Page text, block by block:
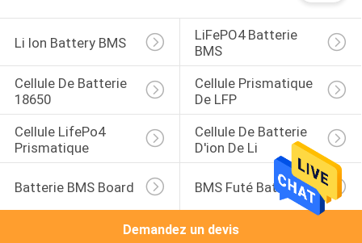
Li Ion Battery BMS
LiFePO4 Batterie
BMS
Cellule De Batterie
18650
Cellule Prismatique
De LFP
Cellule LifePo4
Prismatique
Cellule De Batterie
D'ion De Li
Batterie BMS Board BMS Futé Battery
Demandez un devis